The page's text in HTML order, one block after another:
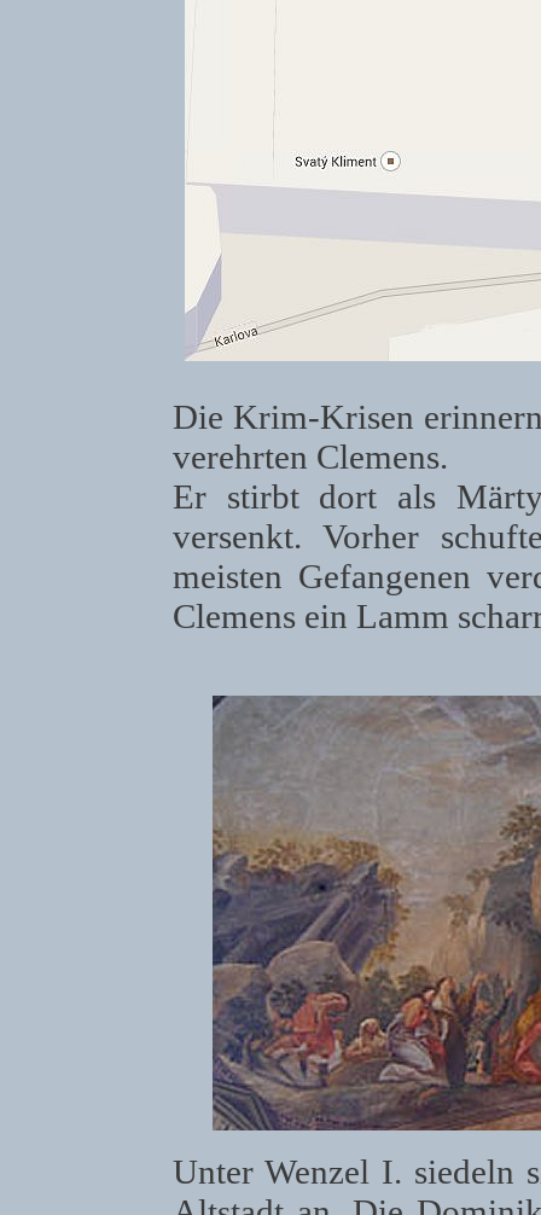
Die Krim-Krisen
verehrten Clemens.
Er stirbt dort als
versenkt. Vorher
meisten Gefangenen
Clemens ein Lamm
Unter Wenzel I. siedeln